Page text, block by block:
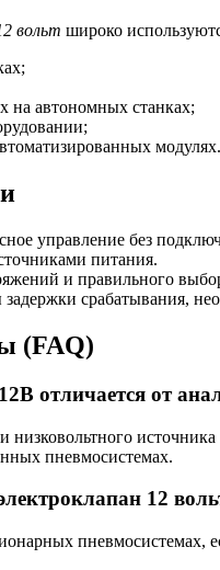
вольт широко
на автономных станках;
модулях.
управление без
питания.
и правильного
срабатывания,
(FAQ)
отличается от
низковольтного
пневмосистемах.
12
пневмосистемах,